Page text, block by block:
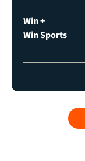
Win +
Win Sports